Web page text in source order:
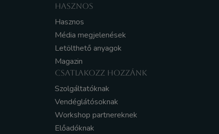
HASZNOS
Hasznos
Média megjelenések
Letölthető anyagok
Magazin
CSATLAKOZZ HOZZÁNK
Szolgáltatóknak
Vendéglátósoknak
Workshop partnereknek
Előadóknak